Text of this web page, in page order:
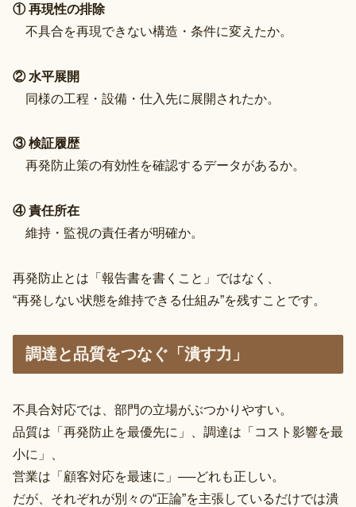
① 再現性の排除
不具合を再現できない構造・条件に変えたか。
② 水平展開
同様の工程・設備・仕入先に展開されたか。
③ 検証履歴
再発防止策の有効性を確認するデータがあるか。
④ 責任所在
維持・監視の責任者が明確か。
再発防止とは「報告書を書くこと」ではなく、
“再発しない状態を維持できる仕組み”を残すことです。
調達と品質をつなぐ「潰す力」
不具合対応では、部門の立場がぶつかりやすい。
品質は「再発防止を最優先に」、調達は「コスト影響を最
小に」、
営業は「顧客対応を最速に」──どれも正しい。
だが、それぞれが別々の“正論”を主張しているだけでは潰